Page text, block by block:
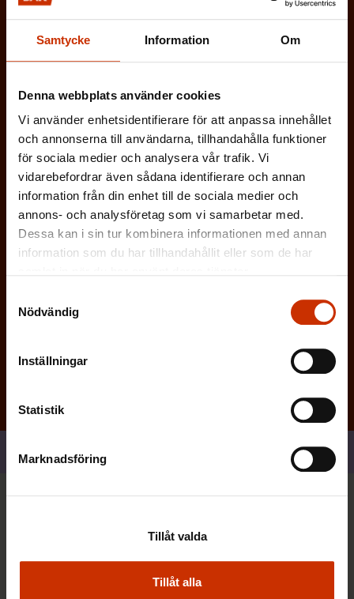
Samtycke Information Om
Denna webbplats använder cookies
Vi använder enhetsidentifierare för att anpassa innehållet
och annonserna till användarna, tillhandahålla funktioner
för sociala medier och analysera vår trafik. Vi
vidarebefordrar även sådana identifierare och annan
information från din enhet till de sociala medier och
annons- och analysföretag som vi samarbetar med.
Dessa kan i sin tur kombinera informationen med annan
information som du har tillhandahållit eller som de har
Nödvändig
Inställningar
Statistik
Marknadsföring
Tillåt alla
Tillåt valda
kommunikationsregister*
l
g
Alla nyheter